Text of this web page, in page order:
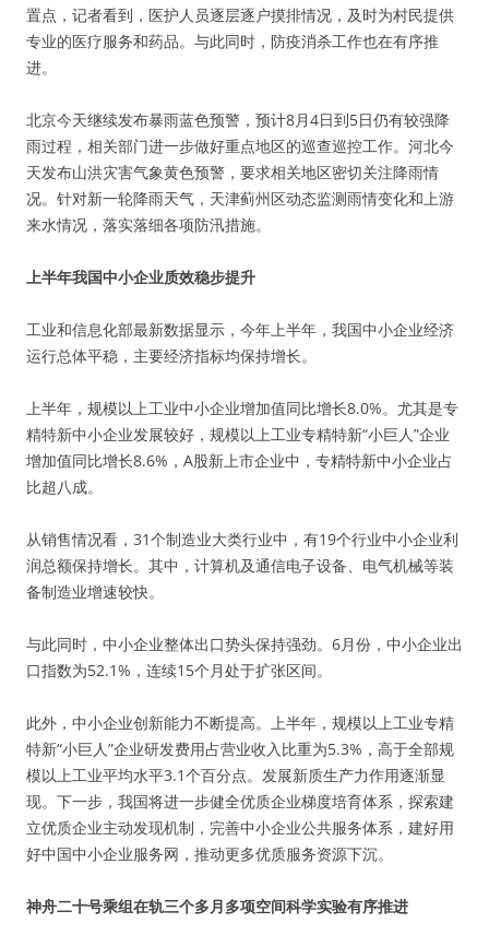
置点，记者看到，医护人员逐层逐户摸排情况，及时为村民提供
专业的医疗服务和药品。与此同时，防疫消杀工作也在有序推
进。
北京今天继续发布暴雨蓝色预警，预计8月4日到5日仍有较强降
雨过程，相关部门进一步做好重点地区的巡查巡控工作。河北今
天发布山洪灾害气象黄色预警，要求相关地区密切关注降雨情
况。针对新一轮降雨天气，天津蓟州区动态监测雨情变化和上游
来水情况，落实落细各项防汛措施。
上半年我国中小企业质效稳步提升
工业和信息化部最新数据显示，今年上半年，我国中小企业经济
运行总体平稳，主要经济指标均保持增长。
上半年，规模以上工业中小企业增加值同比增长8.0%。尤其是专
精特新中小企业发展较好，规模以上工业专精特新“小巨人”企业
增加值同比增长8.6%，A股新上市企业中，专精特新中小企业占
比超八成。
从销售情况看，31个制造业大类行业中，有19个行业中小企业利
润总额保持增长。其中，计算机及通信电子设备、电气机械等装
备制造业增速较快。
与此同时，中小企业整体出口势头保持强劲。6月份，中小企业出
口指数为52.1%，连续15个月处于扩张区间。
此外，中小企业创新能力不断提高。上半年，规模以上工业专精
特新“小巨人”企业研发费用占营业收入比重为5.3%，高于全部规
模以上工业平均水平3.1个百分点。发展新质生产力作用逐渐显
现。下一步，我国将进一步健全优质企业梯度培育体系，探索建
立优质企业主动发现机制，完善中小企业公共服务体系，建好用
好中国中小企业服务网，推动更多优质服务资源下沉。
神舟二十号乘组在轨三个多月多项空间科学实验有序推进